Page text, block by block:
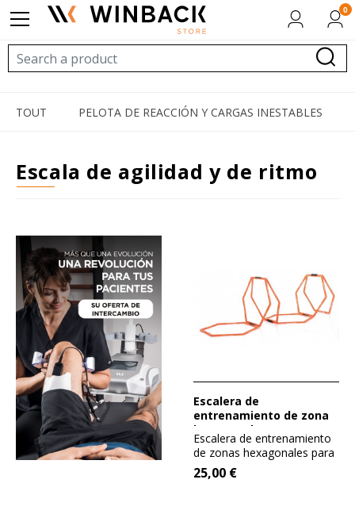
TOUT PELOTA DE REACCIÓN Y CARGAS INESTABLES
escala de agilidad y de ritmo
Escalera de
entrenamiento de zona
hexagonal
Escalera de entrenamiento
de zonas hexagonales para
ser más ágil y rápido
25,00 €
0